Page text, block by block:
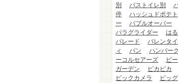
別
バストイレ別
停
ハッシュドポテト
ー
バブルオーバー
パラグライダー
はる
パレード
バレンタ
ィ
パン ハンバー
ーコルセアーズ
ビ
ガーデン
ピカピカ
ビックカメラ
ビッ